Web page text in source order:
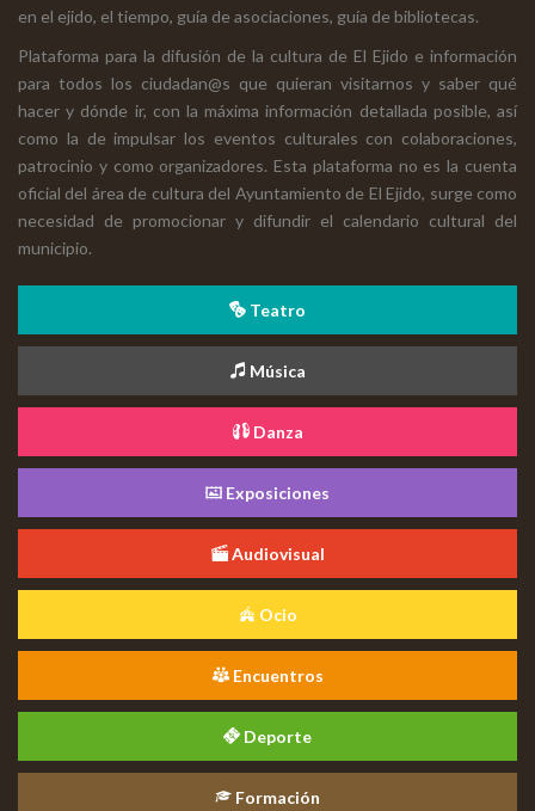
en el ejido, el tiempo, guía de asociaciones, guía de bibliotecas.
Plataforma para la difusión de la cultura de El Ejido e información
para todos los ciudadan@s que quieran visitarnos y saber qué
hacer y dónde ir, con la máxima información detallada posible, así
como la de impulsar los eventos culturales con colaboraciones,
patrocinio y como organizadores. Esta plataforma no es la cuenta
oficial del área de cultura del Ayuntamiento de El Ejido, surge como
necesidad de promocionar y difundir el calendario cultural del
municipio.
Teatro
Música
Danza
Exposiciones
Audiovisual
Ocio
Encuentros
Deporte
Formación